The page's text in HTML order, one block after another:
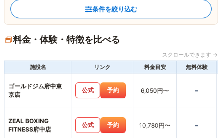
条件を絞り込む
料金・体験・特徴を比べる
スクロールできます →
施設名
リンク 料金目安 無料体験
ゴールドジム府中東
京店
公式 予約 6,050円〜 -
ZEAL BOXING
FITNESS府中店
公式 予約 10,780円〜 -